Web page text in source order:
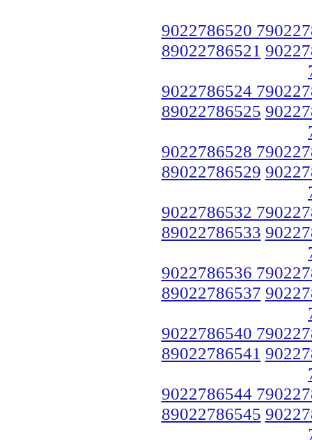
9022786520
89022786521
9022786524
89022786525
9022786528
89022786529
9022786532
89022786533
9022786536
89022786537
9022786540
89022786541
9022786544
89022786545